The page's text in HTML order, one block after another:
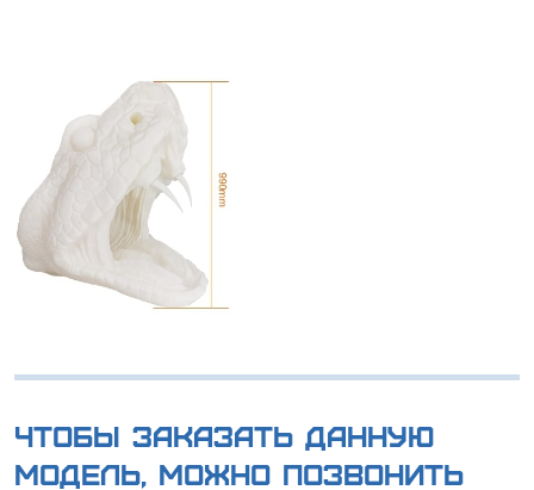
Чтобы заказать данную
модель, можно позвонить